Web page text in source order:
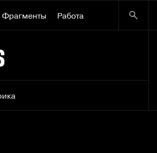
Фрагменты Работа